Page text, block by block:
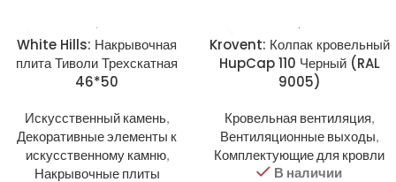
White Hills: Накрывочная
плита Тиволи Трехскатная
46*50
Искусственный камень,
Декоративные элементы к
искусственному камню,
Накрывочные плиты
Krovent: Колпак кровельный
HupCap 110 Черный (RAL
9005)
Кровельная вентиляция,
Вентиляционные выходы,
Комплектующие для кровли
В наличии